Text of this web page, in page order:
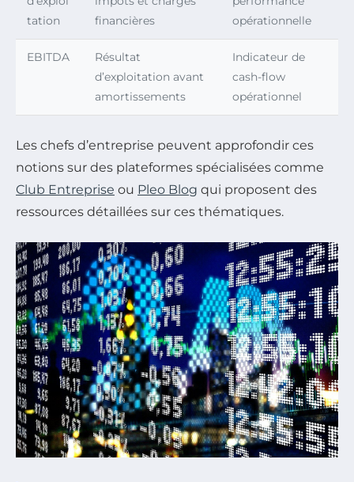
tation
financières
opérationnelle
EBITDA
Résultat
d’exploitation avant
amortissements
Indicateur de
cash-flow
opérationnel
Les chefs d’entreprise peuvent approfondir ces
notions sur des plateformes spécialisées comme
Club Entreprise ou Pleo Blog qui proposent des
ressources détaillées sur ces thématiques.